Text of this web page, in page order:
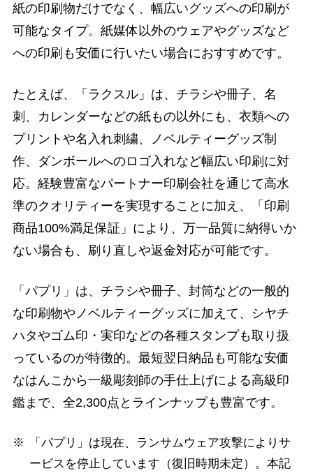
紙の印刷物だけでなく、幅広いグッズへの印刷が
可能なタイプ。紙媒体以外のウェアやグッズなど
への印刷も安価に行いたい場合におすすめです。
たとえば、「ラクスル」は、チラシや冊子、名
刺、カレンダーなどの紙もの以外にも、衣類への
プリントや名入れ刺繍、ノベルティーグッズ制
作、ダンボールへのロゴ入れなど幅広い印刷に対
応。経験豊富なパートナー印刷会社を通じて高水
準のクオリティーを実現することに加え、「印刷
商品100%満足保証」により、万一品質に納得いか
ない場合も、刷り直しや返金対応が可能です。
「パプリ」は、チラシや冊子、封筒などの一般的
な印刷物やノベルティーグッズに加えて、シヤチ
ハタやゴム印・実印などの各種スタンプも取り扱
っているのが特徴的。最短翌日納品も可能な安価
なはんこから一級彫刻師の手仕上げによる高級印
鑑まで、全2,300点とラインナップも豊富です。
「パプリ」は現在、ランサムウェア攻撃によりサ
ービスを停止しています（復旧時期未定）。本記